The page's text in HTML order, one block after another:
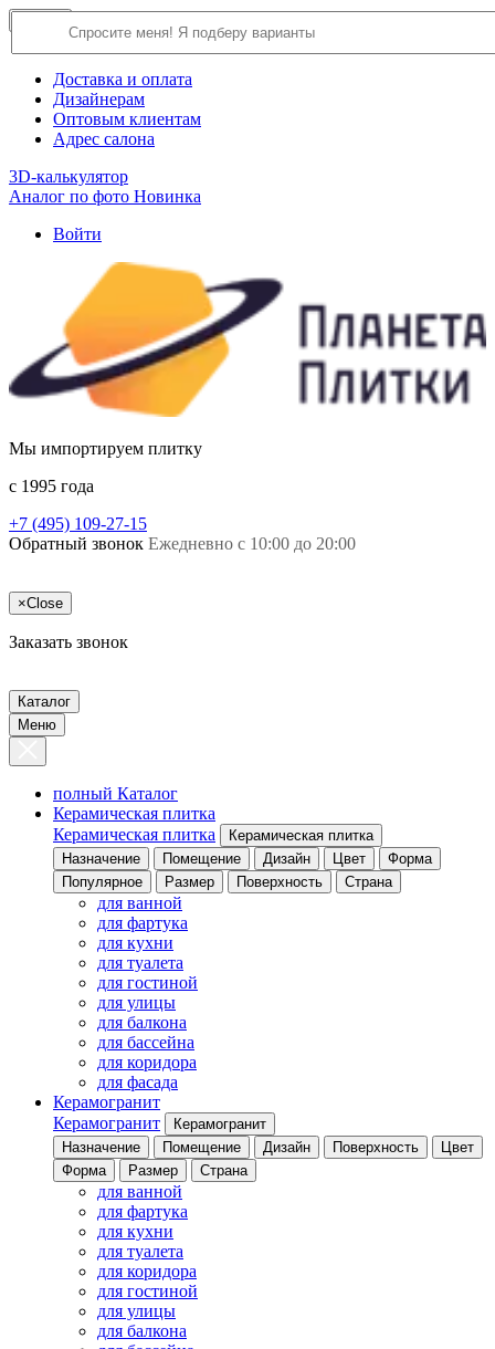
О компании
Доставка и оплата
Дизайнерам
Оптовым клиентам
Адрес салона
3D-калькулятор
Аналог по фото Новинка
Войти
Мы импортируем плитку
c 1995 года
+7 (495) 109-27-15
Обратный звонок Ежедневно с 10:00 до 20:00
×Close
Заказать звонок
Каталог
Меню
полный Каталог
Керамическая плитка
Керамическая плитка
Керамическая плитка
Назначение
Помещение Дизайн Цвет
Форма
Популярное
Размер Поверхность Страна
для ванной
для фартука
для кухни
для туалета
для гостиной
для улицы
для балкона
для бассейна
для коридора
для фасада
Керамогранит
Керамогранит
Керамогранит
Назначение
Помещение Дизайн Поверхность
Цвет
Форма
Размер Страна
для ванной
для фартука
для кухни
для туалета
для коридора
для гостиной
для улицы
для балкона